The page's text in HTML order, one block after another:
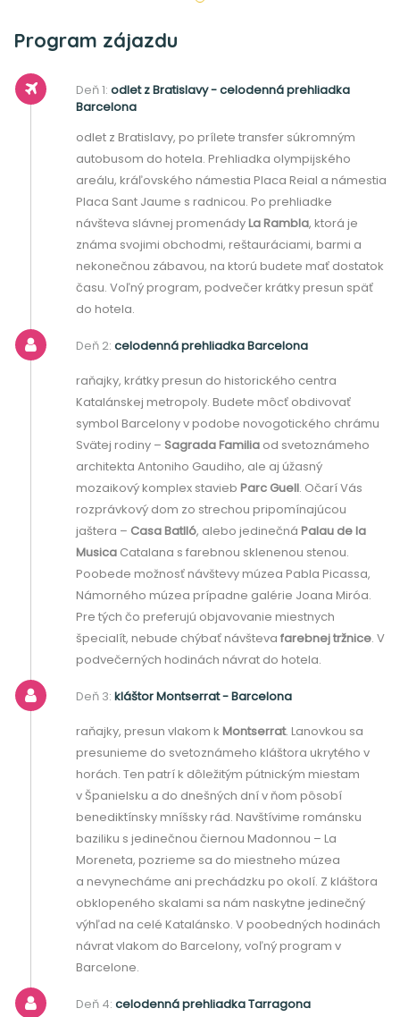
Program zájazdu
Deň 1: odlet z Bratislavy - celodenná prehliadka
Barcelona
odlet z Bratislavy, po prílete transfer súkromným
autobusom do hotela. Prehliadka olympijského
areálu, kráľovského námestia Placa Reial a námestia
Placa Sant Jaume s radnicou. Po prehliadke
návšteva slávnej promenádyLa Rambla, ktorá je
známa svojimi obchodmi, reštauráciami, barmi a
nekonečnou zábavou, na ktorú budete mať dostatok
času. Voľný program, podvečer krátky presun späť
do hotela.
Deň 2: celodenná prehliadka Barcelona
raňajky, krátky presun do historického centra
Katalánskej metropoly. Budete môcť obdivovať
symbol Barcelony v podobe novogotického chrámu
Svätej rodiny – Sagrada Familia od svetoznámeho
architekta Antoniho Gaudiho, ale aj úžasný
mozaikový komplex stavieb Parc Guell. Očarí Vás
rozprávkový dom zo strechou pripomínajúcou
jaštera – Casa Batlló, alebo jedinečná Palau de la
Musica Catalana s farebnou sklenenou stenou.
Poobede možnosť návštevy múzea Pabla Picassa,
Námorného múzea prípadne galérie Joana Miróa.
Pre tých čo preferujú objavovanie miestnych
špecialít, nebude chýbať návšteva farebnej tržnice. V
podvečerných hodinách návrat do hotela.
Deň 3: kláštor Montserrat - Barcelona
raňajky, presun vlakom k Montserrat. Lanovkou sa
presunieme do svetoznámeho kláštora ukrytého v
horách. Ten patrí k dôležitým pútnickým miestam
v Španielsku a do dnešných dní v ňom pôsobí
benediktínsky mníšsky rád. Navštívime románsku
baziliku s jedinečnou čiernou Madonnou – La
Moreneta, pozrieme sa do miestneho múzea
a nevynecháme ani prechádzku po okolí. Z kláštora
obklopeného skalami sa nám naskytne jedinečný
výhľad na celé Katalánsko. V poobedných hodinách
návrat vlakom do Barcelony, voľný program v
Barcelone.
Deň 4: celodenná prehliadka Tarragona